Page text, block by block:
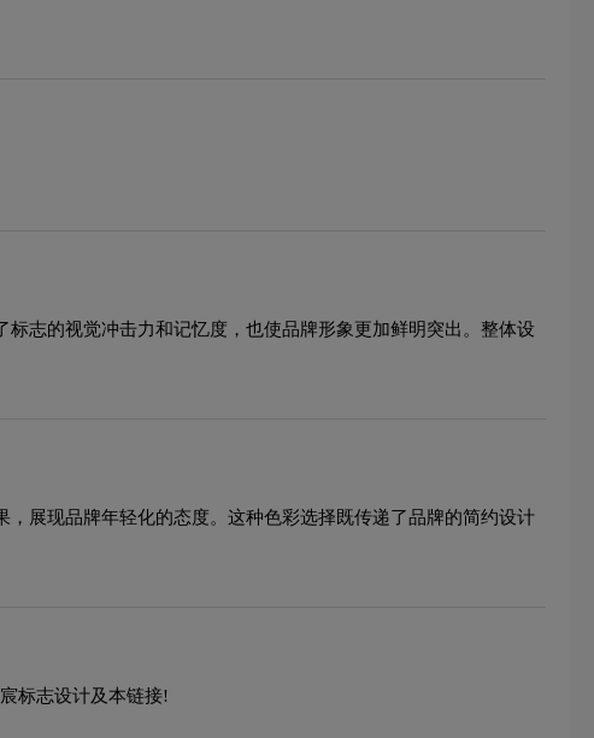
志的视觉冲击力和记忆度，也使品牌形象更加鲜明突出。整体设
展现品牌年轻化的态度。这种色彩选择既传递了品牌的简约设计
标志设计及本链接!